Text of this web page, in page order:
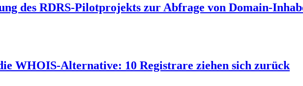
des RDRS-Pilotprojekts zur Abfrage von Domain-
WHOIS-Alternative: 10 Registrare ziehen sich zurück